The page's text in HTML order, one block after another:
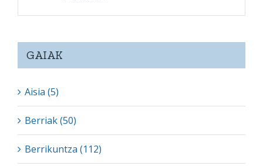
GAIAK
Aisia (5)
Berriak (50)
Berrikuntza (112)